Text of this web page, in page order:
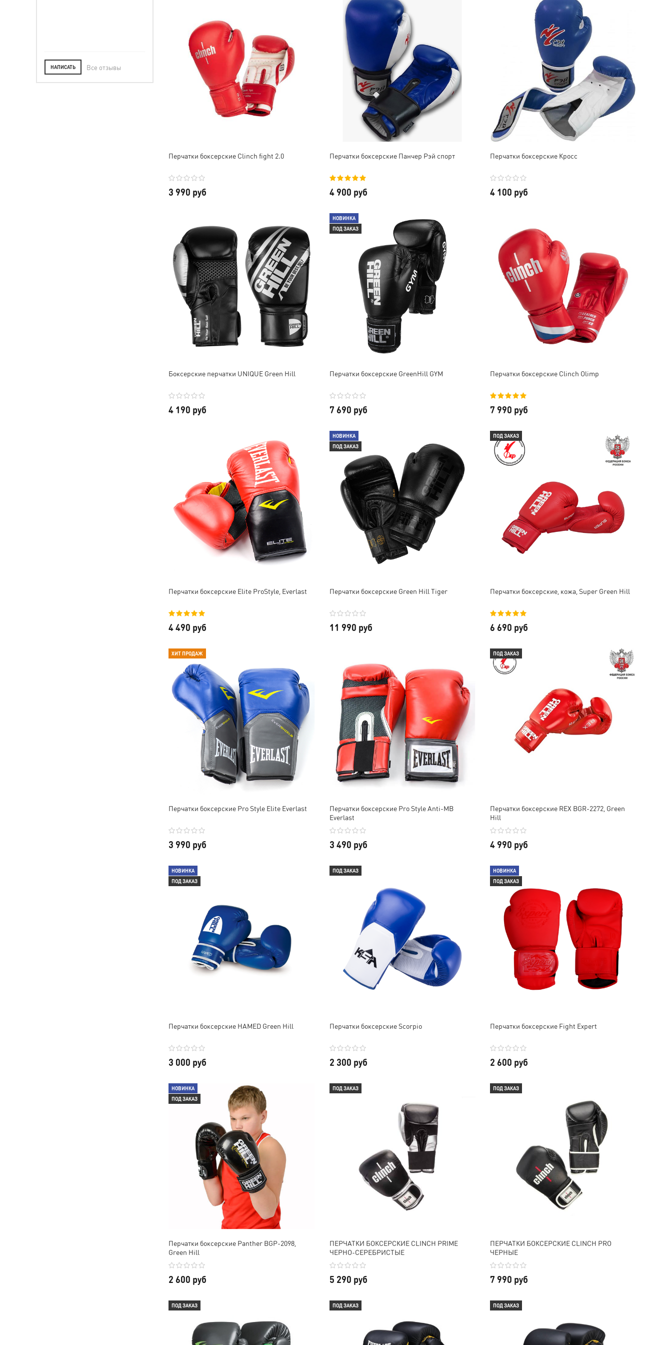
Перчатки боксерские Clinch fight 2.0
3 990 руб
Перчатки боксерские Панчер Рэй спорт
4 900 руб
Перчатки боксерские Кросс
4 100 руб
Боксерские перчатки UNIQUE Green Hill
4 190 руб
НОВИНКА
ПОД ЗАКАЗ
Перчатки боксерские GreenHill GYM
7 690 руб
Перчатки боксерские Clinch Olimp
7 990 руб
Перчатки боксерские Elite ProStyle, Everlast
4 490 руб
НОВИНКА
ПОД ЗАКАЗ
Перчатки боксерские Green Hill Tiger
11 990 руб
ПОД ЗАКАЗ
Перчатки боксерские, кожа, Super Green Hill
6 690 руб
ХИТ ПРОДАЖ
Перчатки боксерские Pro Style Elite Everlast
3 990 руб
Перчатки боксерские Pro Style Anti-MB
Everlast
3 490 руб
ПОД ЗАКАЗ
Перчатки боксерские REX BGR-2272, Green
Hill
4 990 руб
НОВИНКА
ПОД ЗАКАЗ
Перчатки боксерские HAMED Green Hill
3 000 руб
ПОД ЗАКАЗ
Перчатки боксерские Scorpio
2 300 руб
НОВИНКА
ПОД ЗАКАЗ
Перчатки боксерские Fight Expert
2 600 руб
НОВИНКА
ПОД ЗАКАЗ
Перчатки боксерские Panther BGP-2098,
Green Hill
2 600 руб
ПОД ЗАКАЗ
ПЕРЧАТКИ БОКСЕРСКИЕ CLINCH PRIME
ЧЕРНО-СЕРЕБРИСТЫЕ
5 290 руб
ПОД ЗАКАЗ
ПЕРЧАТКИ БОКСЕРСКИЕ CLINCH PRO
ЧЕРНЫЕ
7 990 руб
ПОД ЗАКАЗ ПОД ЗАКАЗ ПОД ЗАКАЗ
приобрету другую
продукцию. Всем ос!
приятно!
их числе.
НАПИСАТЬ Все отзывы